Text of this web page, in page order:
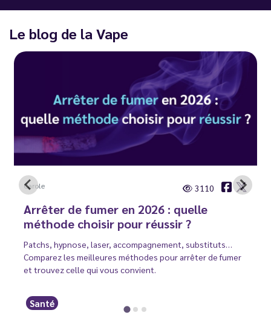
Le blog de la Vape
Carole 3110
Arrêter de fumer en 2026 : quelle
méthode choisir pour réussir ?
Patchs, hypnose, laser, accompagnement, substituts…
Comparez les meilleures méthodes pour arrêter de fumer
et trouvez celle qui vous convient.
Santé